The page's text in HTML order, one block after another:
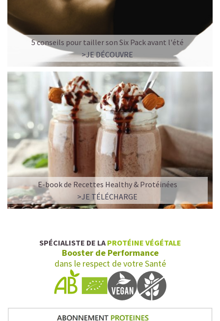
L’ALLIANCE PARFAITE ENTRE PLAISIR ET
PERFORMANCE
Cacao pur, café expresso et lait végétal fusionnent dans
une boisson veloutée et énergisante.
Une vraie caresse chocolatée, riche en protéines, léger
pour ne jamais peser.
Pour les accros au chocolat qui veulent booster leurs
journées avec goût et équilibre.
Mocha Glacé Protéiné
5 conseils pour tailler son Six Pack avant l'été
>JE DÉCOUVRE
E-book de Recettes Healthy & Protéinées
>JE TÉLÉCHARGE
SPÉCIALISTE DE LA PROTÉINE VÉGÉTALE
Booster de Performance
dans le respect de votre Santé